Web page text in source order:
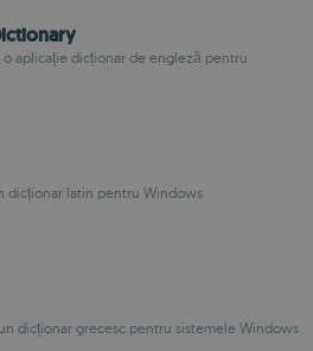
o aplicație dicționar de engleză pentru
dicționar latin pentru Windows
dicționar grecesc pentru sistemele Windows